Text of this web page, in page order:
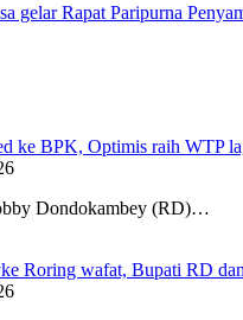
gelar Rapat Paripurna
ke BPK, Optimis raih WTP
Dondokambey (RD)…
Roring wafat, Bupati RD